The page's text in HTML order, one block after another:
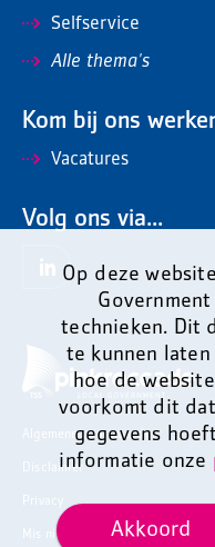
Op deze
technieken. Dit
te kunnen laten
hoe de
voorkomt dit
gegevens
informatie onze
Akkoord
Selfservice
Alle thema's
Kom bij ons
Vacatures
Volg ons via...
Algemene voorwaarden
Disclaimer
Privacy
Mis niets en ontvang onze